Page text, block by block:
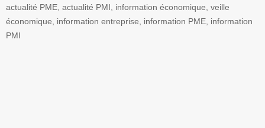
actualité PME, actualité PMI, information économique, veille
économique, information entreprise, information PME, information
PMI